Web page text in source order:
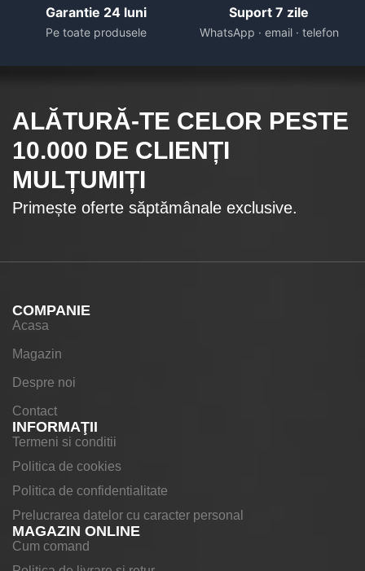
Garantie 24 luni
Pe toate produsele
Suport 7 zile
WhatsApp · email · telefon
ALĂTURĂ-TE CELOR PESTE
10.000 DE CLIENȚI
MULȚUMIȚI
Primește oferte săptămânale exclusive.
COMPANIE
Acasa
Magazin
Despre noi
Contact
INFORMAŢII
Termeni si conditii
Politica de cookies
Politica de confidentialitate
Prelucrarea datelor cu caracter personal
MAGAZIN ONLINE
Cum comand